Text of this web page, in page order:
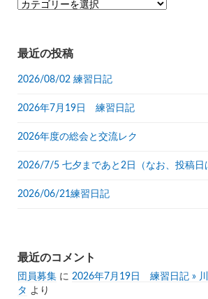
カ
リ
ー
最近の投稿
2026/08/02 練習日記
2026年7月19日 練習日記
2026年度の総会と交流レク
2026/7/5 七夕まであと2日（なお、投稿日
2026/06/21練習日記
最近のコメント
団員募集 に 2026年7月19日 練習日記 »
タ より